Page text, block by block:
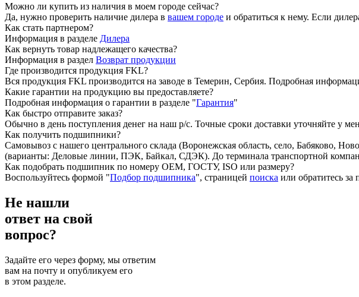
Можно ли купить из наличия в моем городе сейчас?
Да, нужно проверить наличие дилера в вашем городе и обратиться к нему. Если
Как стать партнером?
Информация в разделе Дилера
Как вернуть товар надлежащего качества?
Информация в раздел Возврат продукции
Где производится продукция FKL?
Вся продукция FKL производится на заводе в Темерин, Сербия. Подробная
Какие гарантии на продукцию вы предоставляете?
Подробная информация о гарантии в разделе "Гарантия"
Как быстро отправите заказ?
Обычно в день поступления денег на наш р/с. Точные сроки доставки уточняйте у
Как получить подшипники?
Самовывоз с нашего центрального склада (Воронежская область, село, Бабяково,
(варианты: Деловые линии, ПЭК, Байкал, СДЭК). До терминала транспортной
Как подобрать подшипник по номеру ОЕМ, ГОСТУ, ISO или размеру?
Воспользуйтесь формой "Подбор подшипника", страницей поиска или обратитесь
Не нашли
ответ на свой
вопрос?
Задайте его через форму, мы ответим
вам на почту и опубликуем его
в этом разделе.